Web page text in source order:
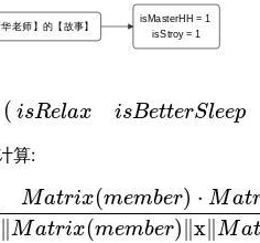
老师】的【故事】
isMasterHH = 1
isStroy = 1
( isRelax isBetterSleep
x (member) isRelaxisBetterS
算:
Matrix(member) ⋅ Mat
∥Matrix(member) ∥x ∥Mat
(member)·Matrix(media)‖Matrix